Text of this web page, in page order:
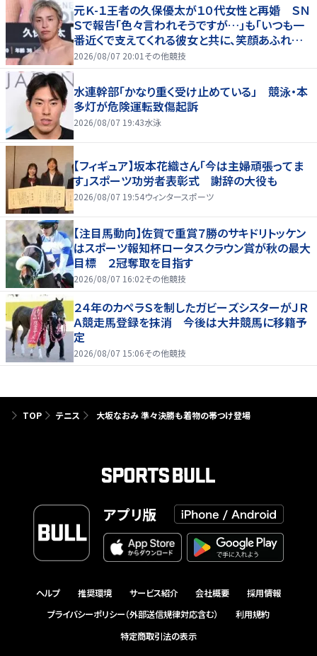
元Ｋ-１王者の久保優太が１０代女性と再婚 ＳＮ
Ｓで報告「色々言われそうですが…」も「いつも一
番近くで支えてくれる彼女と共に、笑顔あふれる
家庭を築いていきたい」
2026/08/07 20:01 その他競技
水連幹部「かなり重く受け止めている」 競泳・本
多灯が危険運転致傷起訴
2026/08/07 19:43水泳
【フィギュア】坂本花織さん「今は主婦頑張ってま
す」スポーツ功労者表彰式 謝辞の大役も
2026/08/07 19:54ウィンタースポーツ
【注目馬動向】佐賀で重賞７勝のサキドリトッケン
はスポーツ報知杯ロータスクラウン賞が秋の最大
目標 ２冠奪取を目指す
2026/08/07 16:02その他競技
２４年のカペラＳを制したガビーズシスターがＪＲ
Ａ競走馬登録を抹消 今後は大井競馬に移籍予
定
2026/08/07 15:06その他競技
TOP テニス 大坂なおみ 準々決勝も着物の帯つけ登場
アプリ版
ヘルプ 推奨環境 サービス紹介 会社概要
採用情報
プライバシーポリシー（外部送信規律対応含む）
利用規約
特定商取引法の表示